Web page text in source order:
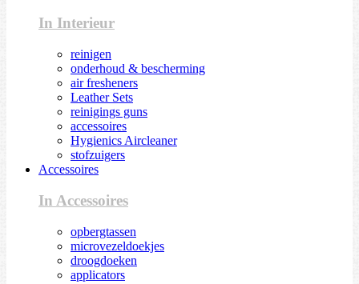
In Interieur
reinigen
onderhoud & bescherming
air fresheners
Leather Sets
reinigings guns
accessoires
Hygienics Aircleaner
stofzuigers
Accessoires
In Accessoires
opbergtassen
microvezeldoekjes
droogdoeken
applicators